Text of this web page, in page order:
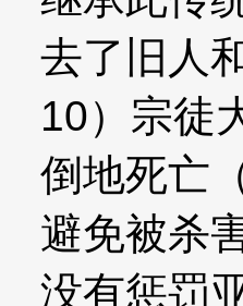
去了旧人
10）宗徒
倒地死亡
避免被杀
没有惩罚